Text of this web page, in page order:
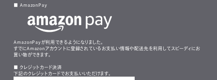
■ AmazonPay
AmazonPayが利用できるようになりました。
すでにAmazonアカウントに登録されているお支払い情報や配送先を利用してスピーディにお
買い物ができます。
■ クレジットカード決済
下記のクレジットカードでお支払いいただけます。